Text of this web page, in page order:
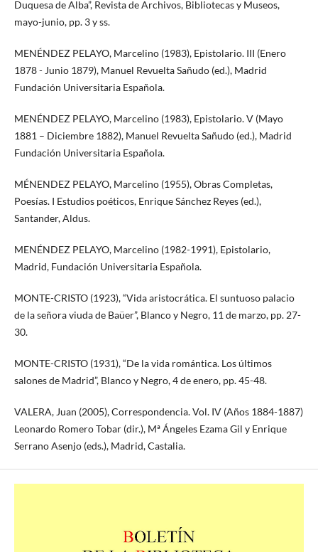
Duquesa de Alba”, Revista de Archivos, Bibliotecas y Museos,
mayo-junio, pp. 3 y ss.
MENÉNDEZ PELAYO, Marcelino (1983), Epistolario. III (Enero
1878 - Junio 1879), Manuel Revuelta Sañudo (ed.), Madrid
Fundación Universitaria Española.
MENÉNDEZ PELAYO, Marcelino (1983), Epistolario. V (Mayo
1881 – Diciembre 1882), Manuel Revuelta Sañudo (ed.), Madrid
Fundación Universitaria Española.
MÉNENDEZ PELAYO, Marcelino (1955), Obras Completas,
Poesías. I Estudios poéticos, Enrique Sánchez Reyes (ed.),
Santander, Aldus.
MENÉNDEZ PELAYO, Marcelino (1982-1991), Epistolario,
Madrid, Fundación Universitaria Española.
MONTE-CRISTO (1923), “Vida aristocrática. El suntuoso palacio
de la señora viuda de Baüer”, Blanco y Negro, 11 de marzo, pp. 27-
30.
MONTE-CRISTO (1931), “De la vida romántica. Los últimos
salones de Madrid”, Blanco y Negro, 4 de enero, pp. 45-48.
VALERA, Juan (2005), Correspondencia. Vol. IV (Años 1884-1887)
Leonardo Romero Tobar (dir.), Mª Ángeles Ezama Gil y Enrique
Serrano Asenjo (eds.), Madrid, Castalia.